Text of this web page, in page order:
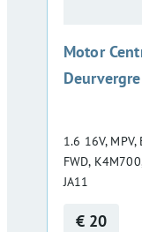
Motor
1.6 16V,
FWD,
JA11
€ 20